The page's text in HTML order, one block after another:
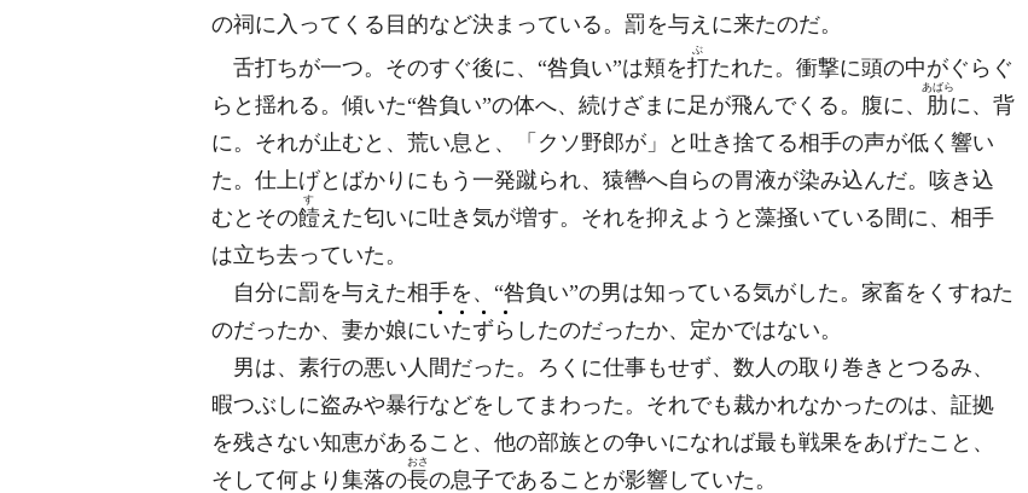
の祠に入ってくる目的など決まっている。罰を与えに来たのだ。
舌打ちが一つ。そのすぐ後に、“咎負い”は頬を打
ぶ
たれた。衝撃に頭の中がぐらぐ
らと揺れる。傾いた“咎負い”の体へ、続けざまに足が飛んでくる。腹に、
肋
あばら
に、背
に。それが止むと、荒い息と、「クソ野郎が」と吐き捨てる相手の声が低く響い
た。仕上げとばかりにもう一発蹴られ、猿轡へ自らの胃液が染み込んだ。咳き込
むとその饐
す
えた匂いに吐き気が増す。それを抑えようと藻掻いている間に、相手
は立ち去っていた。
自分に罰を与えた相手を、“咎負い”の男は知っている気がした。家畜をくすねた
のだったか、妻か娘にいたずら したのだったか、定かではない。
男は、素行の悪い人間だった。ろくに仕事もせず、数人の取り巻きとつるみ、
暇つぶしに盗みや暴行などをしてまわった。それでも裁かれなかったのは、証拠
を残さない知恵があること、他の部族との争いになれば最も戦果をあげたこと、
そして何より集落の長
おさ
の息子であることが影響していた。